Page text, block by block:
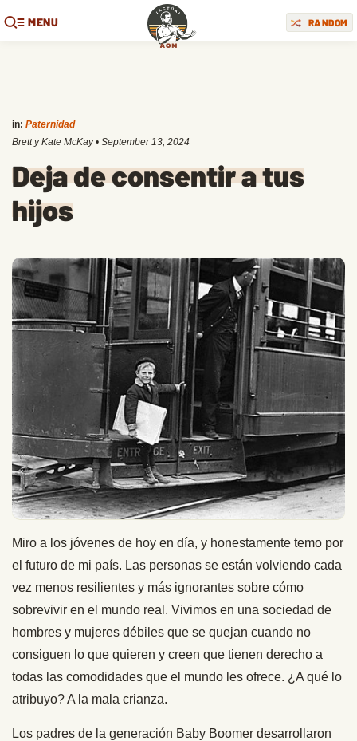
MENU RANDOM
in: Paternidad
Brett y Kate McKay • September 13, 2024
Deja de consentir a tus
hijos
Miro a los jóvenes de hoy en día, y honestamente temo por
el futuro de mi país. Las personas se están volviendo cada
vez menos resilientes y más ignorantes sobre cómo
sobrevivir en el mundo real. Vivimos en una sociedad de
hombres y mujeres débiles que se quejan cuando no
consiguen lo que quieren y creen que tienen derecho a
todas las comodidades que el mundo les ofrece. ¿A qué lo
atribuyo? A la mala crianza.
Los padres de la generación Baby Boomer desarrollaron